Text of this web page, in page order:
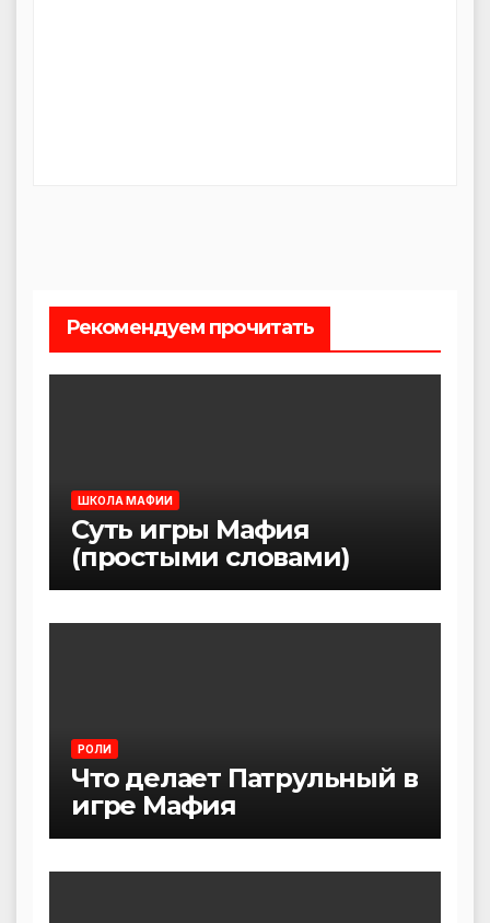
Рекомендуем прочитать
ШКОЛА МАФИИ
Суть игры Мафия
(простыми словами)
РОЛИ
Что делает Патрульный в
игре Мафия